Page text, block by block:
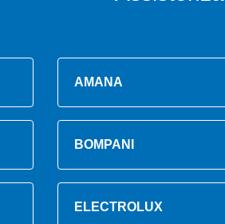
AMANA
BOMPANI
ELECTROLUX